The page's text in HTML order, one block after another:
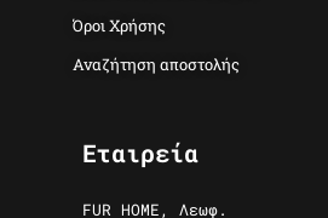
Όροι Χρήσης
Αναζήτηση αποστολής
Εταιρεία
FUR HOME, Λεωφ.